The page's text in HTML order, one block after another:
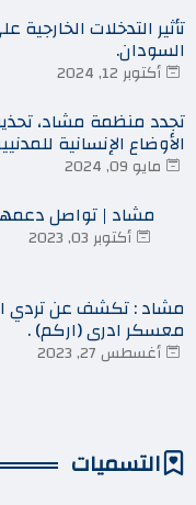
تأثير التدخلات
السودان.
أكتوبر 12, 2024
تجدد منظمة مشاد،
الأوضاع الإنسانية
السودان
مايو 09, 2024
مشاد | تواصل
أكتوبر 03, 2023
مشاد : تكشف عن تردي
معسكر ادري (اركم) .
أغسطس 27, 2023
التسميات